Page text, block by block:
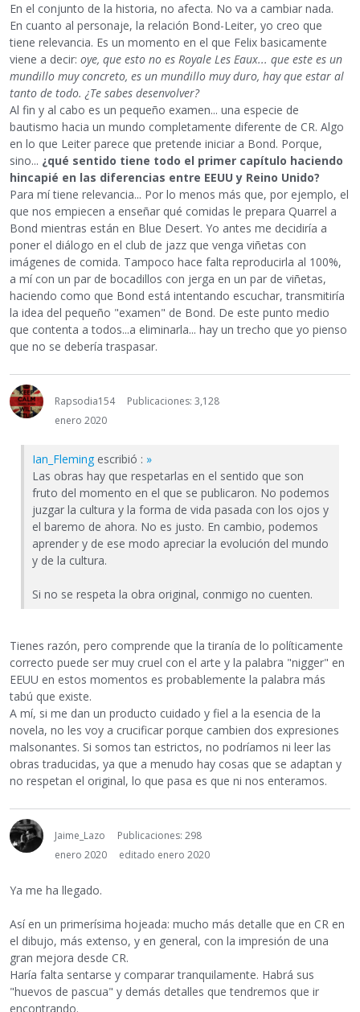
En el conjunto de la historia, no afecta. No va a cambiar nada.
En cuanto al personaje, la relación Bond-Leiter, yo creo que
tiene relevancia. Es un momento en el que Felix basicamente
viene a decir: oye, que esto no es Royale Les Eaux... que este es un
mundillo muy concreto, es un mundillo muy duro, hay que estar al
tanto de todo. ¿Te sabes desenvolver?
Al fin y al cabo es un pequeño examen... una especie de
bautismo hacia un mundo completamente diferente de CR. Algo
en lo que Leiter parece que pretende iniciar a Bond. Porque,
sino... ¿qué sentido tiene todo el primer capítulo haciendo
hincapié en las diferencias entre EEUU y Reino Unido?
Para mí tiene relevancia... Por lo menos más que, por ejemplo, el
que nos empiecen a enseñar qué comidas le prepara Quarrel a
Bond mientras están en Blue Desert. Yo antes me decidiría a
poner el diálogo en el club de jazz que venga viñetas con
imágenes de comida. Tampoco hace falta reproducirla al 100%,
a mí con un par de bocadillos con jerga en un par de viñetas,
haciendo como que Bond está intentando escuchar, transmitiría
la idea del pequeño "examen" de Bond. De este punto medio
que contenta a todos...a eliminarla... hay un trecho que yo pienso
que no se debería traspasar.
Rapsodia154
Publicaciones: 3,128
enero 2020
Ian_Fleming escribió : »
Las obras hay que respetarlas en el sentido que son
fruto del momento en el que se publicaron. No podemos
juzgar la cultura y la forma de vida pasada con los ojos y
el baremo de ahora. No es justo. En cambio, podemos
aprender y de ese modo apreciar la evolución del mundo
y de la cultura.
Si no se respeta la obra original, conmigo no cuenten.
Tienes razón, pero comprende que la tiranía de lo políticamente
correcto puede ser muy cruel con el arte y la palabra "nigger" en
EEUU en estos momentos es probablemente la palabra más
tabú que existe.
A mí, si me dan un producto cuidado y fiel a la esencia de la
novela, no les voy a crucificar porque cambien dos expresiones
malsonantes. Si somos tan estrictos, no podríamos ni leer las
obras traducidas, ya que a menudo hay cosas que se adaptan y
no respetan el original, lo que pasa es que ni nos enteramos.
Jaime_Lazo
Publicaciones: 298
enero 2020
editado enero 2020
Ya me ha llegado.
Así en un primerísima hojeada: mucho más detalle que en CR en
el dibujo, más extenso, y en general, con la impresión de una
gran mejora desde CR.
Haría falta sentarse y comparar tranquilamente. Habrá sus
"huevos de pascua" y demás detalles que tendremos que ir
encontrando.